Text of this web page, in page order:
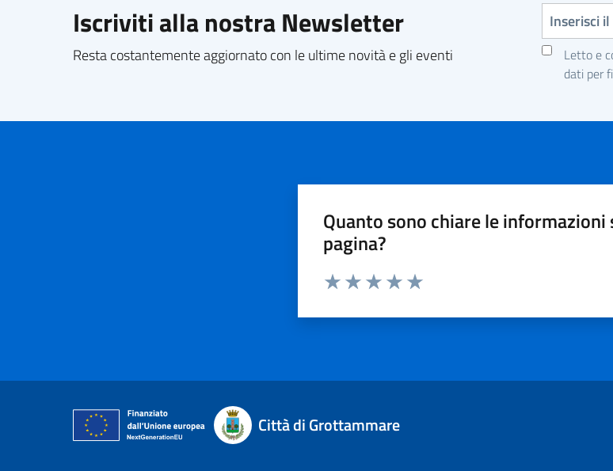
Iscriviti alla nostra Newsletter
Resta costantemente aggiornato con le ultime novità e gli eventi
Indirizzo e-
Letto e
dati per
Quanto sono chiare le informazioni
pagina?
Città di Grottammare